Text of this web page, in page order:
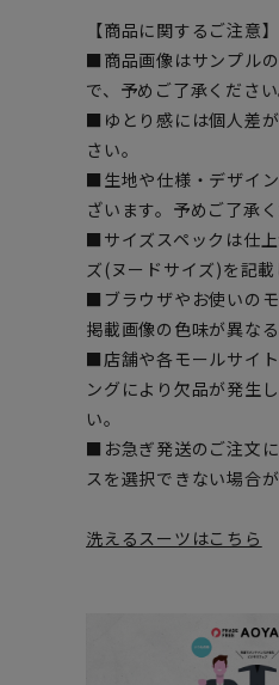
【商品に関するご注意】
■商品画像はサンプル
で、予めご了承ください
■ゆとり感には個人差
さい。
■生地や仕様・デザイ
ざいます。予めご了承く
■サイズスペックは仕
ズ(ヌードサイズ)を記載
■ブラウザやお使いの
掲載画像の色味が異な
■店舗や各モールサイ
ングにより欠品が発生
い。
■お急ぎ発送のご注文
スを選択できない場合が
洗えるスーツはこちら